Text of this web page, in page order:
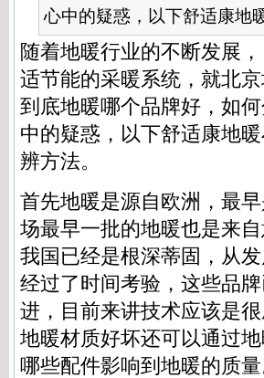
心中的疑惑，以下舒适康地
随着地暖行业的不断发展
适节能的采暖系统，就北
到底地暖哪个品牌好 ，如
中的疑惑，以下舒适康地
辨方法。
首先地暖是源自欧洲，最
场最早一批的地暖也是来
我国已经是根深蒂固，从
经过了时间考验，这些品
进，目前来讲技术应该是
地暖材质好坏还可以通过
哪些配件影响到地暖的质量